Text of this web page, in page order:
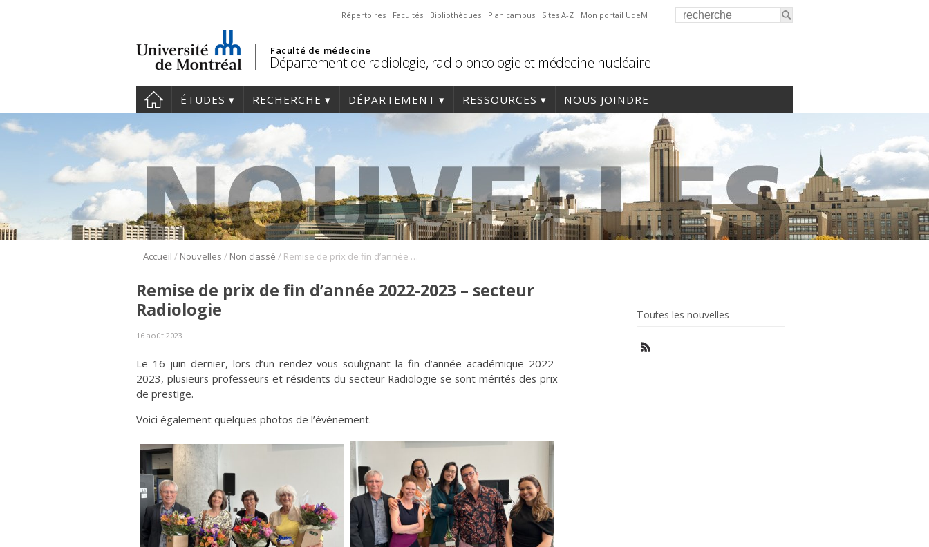
Répertoires Facultés Bibliothèques Plan campus Sites A-Z Mon portail UdeM
Faculté de médecine
Département de radiologie, radio-oncologie et médecine nucléaire
ÉTUDES RECHERCHE DÉPARTEMENT RESSOURCES NOUS JOINDRE
Accueil / Nouvelles / Non classé / Remise de prix de fin d’année 2022-2023 – secteur Radiologie
Toutes les nouvelles
Remise de prix de fin d’année 2022-2023 – secteur
Radiologie
16 août 2023
Le 16 juin dernier, lors d’un rendez-vous soulignant la fin d’année académique 2022-
2023, plusieurs professeurs et résidents du secteur Radiologie se sont mérités des prix
de prestige.
Voici également quelques photos de l’événement.